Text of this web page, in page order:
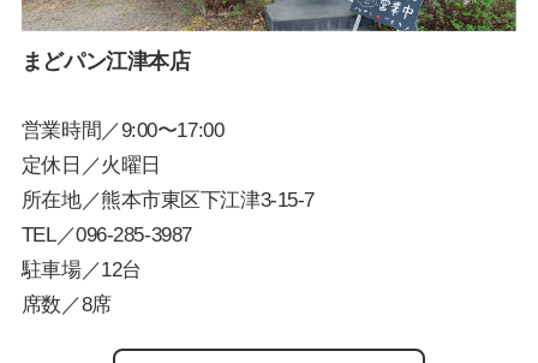
まどパン江津本店
営業時間／9:00〜17:00
定休日／火曜日
所在地／熊本市東区下江津3-15-7
TEL／096-285-3987
駐車場／12台
席数／8席